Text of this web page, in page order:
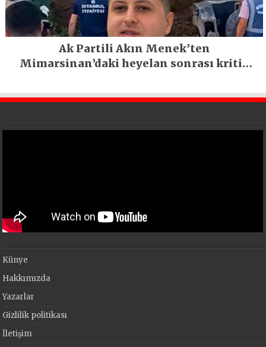
Ak Partili Akın Menek’ten
Mimarsinan’daki heyelan sonrası kritik
Künye
Hakkımızda
Yazarlar
Gizlilik politikası
İletişim